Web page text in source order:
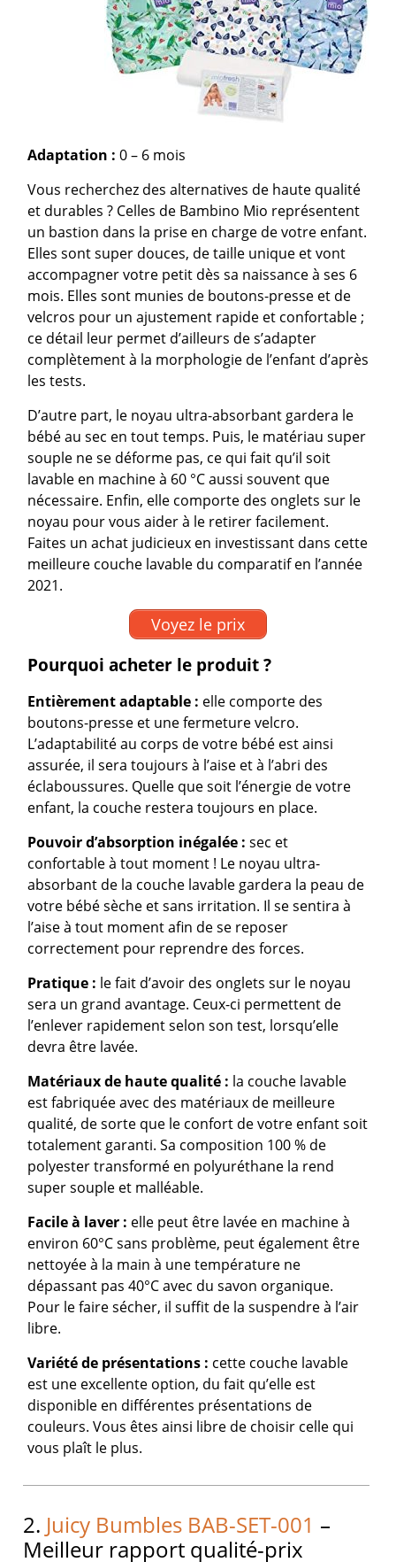
Adaptation : 0 – 6 mois
Vous recherchez des alternatives de haute qualité
et durables ? Celles de Bambino Mio représentent
un bastion dans la prise en charge de votre enfant.
Elles sont super douces, de taille unique et vont
accompagner votre petit dès sa naissance à ses 6
mois. Elles sont munies de boutons-presse et de
velcros pour un ajustement rapide et confortable ;
ce détail leur permet d’ailleurs de s’adapter
complètement à la morphologie de l’enfant d’après
les tests.
D’autre part, le noyau ultra-absorbant gardera le
bébé au sec en tout temps. Puis, le matériau super
souple ne se déforme pas, ce qui fait qu’il soit
lavable en machine à 60 °C aussi souvent que
nécessaire. Enfin, elle comporte des onglets sur le
noyau pour vous aider à le retirer facilement.
Faites un achat judicieux en investissant dans cette
meilleure couche lavable du comparatif en l’année
2021.
Voyez le prix
Pourquoi acheter le produit ?
Entièrement adaptable : elle comporte des
boutons-presse et une fermeture velcro.
L’adaptabilité au corps de votre bébé est ainsi
assurée, il sera toujours à l’aise et à l’abri des
éclaboussures. Quelle que soit l’énergie de votre
enfant, la couche restera toujours en place.
Pouvoir d’absorption inégalée :sec et
confortable à tout moment ! Le noyau ultra-
absorbant de la couche lavable gardera la peau de
votre bébé sèche et sans irritation. Il se sentira à
l’aise à tout moment afin de se reposer
correctement pour reprendre des forces.
Pratique : le fait d’avoir des onglets sur le noyau
sera un grand avantage. Ceux-ci permettent de
l’enlever rapidement selon son test, lorsqu’elle
devra être lavée.
Matériaux de haute qualité : la couche lavable
est fabriquée avec des matériaux de meilleure
qualité, de sorte que le confort de votre enfant soit
totalement garanti. Sa composition 100 % de
polyester transformé en polyuréthane la rend
super souple et malléable.
Facile à laver : elle peut être lavée en machine à
environ 60°C sans problème, peut également être
nettoyée à la main à une température ne
dépassant pas 40°C avec du savon organique.
Pour le faire sécher, il suffit de la suspendre à l’air
libre.
Variété de présentations : cette couche lavable
est une excellente option, du fait qu’elle est
disponible en différentes présentations de
couleurs. Vous êtes ainsi libre de choisir celle qui
vous plaît le plus.
2. Juicy Bumbles BAB-SET-001 –
Meilleur rapport qualité-prix